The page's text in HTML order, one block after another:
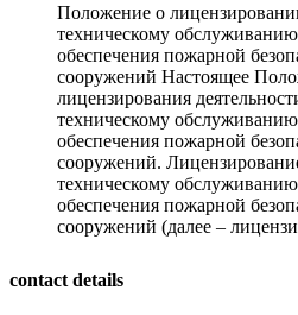
Положение о
техническому
обеспечения пожарной
сооружений Настоящее
лицензирования
техническому
обеспечения пожарной
сооружений.
техническому
обеспечения пожарной
сооружений (далее –
contact details